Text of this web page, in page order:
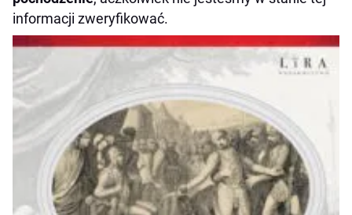
informacji zweryfikować.